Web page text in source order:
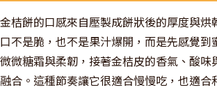
金桔餅的口感來自壓製成餅狀後的厚度與烘
口不是脆，也不是果汁爆開，而是先感覺到
微微糖霜與柔韌，接著金桔皮的香氣、酸味
融合。這種節奏讓它很適合慢慢吃，也適合